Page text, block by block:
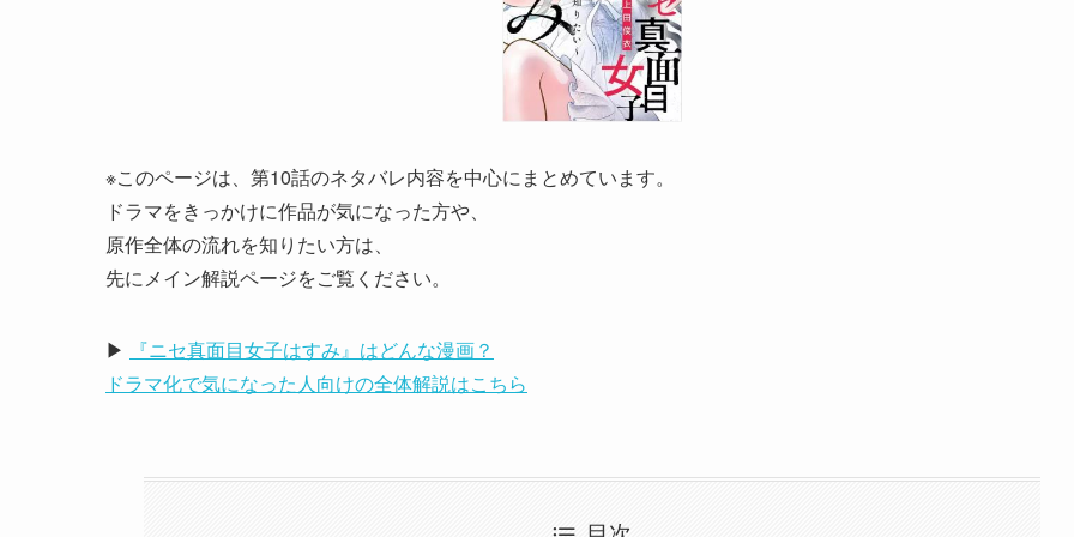
※このページは、第10話のネタバレ内容を中心にまとめています。
ドラマをきっかけに作品が気になった方や、
原作全体の流れを知りたい方は、
先にメイン解説ページをご覧ください。
▶
『ニセ真面目女子はすみ』はどんな漫画？
ドラマ化で気になった人向けの全体解説はこちら